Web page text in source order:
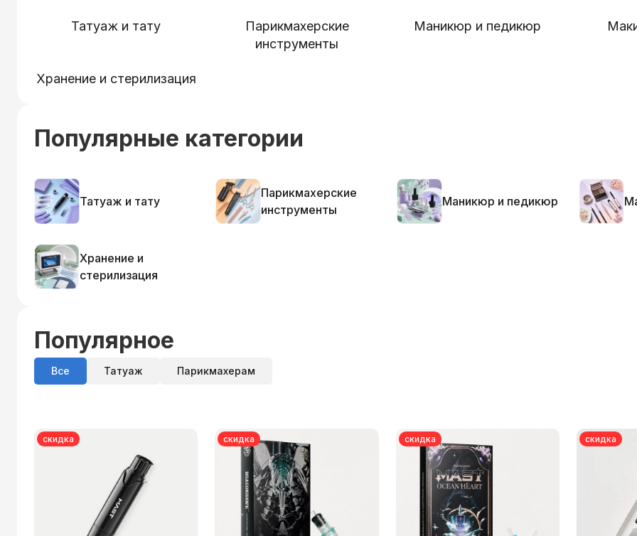
Татуаж и тату
Парикмахерские
инструменты
Маникюр и педикюр
Хранение и стерилизация
Популярные категории
Татуаж и тату
Парикмахерские
инструменты
Маникюр и педикюр
Хранение и
стерилизация
Популярное
Все Татуаж Парикмахерам
скидка скидка скидка скидка